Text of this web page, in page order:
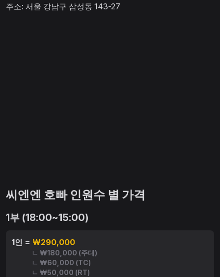
주소: 서울 강남구 삼성동 143-27
씨엔엔 호빠 인원수 별 가격
1부 (18:00~15:00)
1인 = ₩290,000
ㄴ ₩180,000 (주대)
ㄴ ₩60,000 (TC)
ㄴ ₩50,000 (RT)